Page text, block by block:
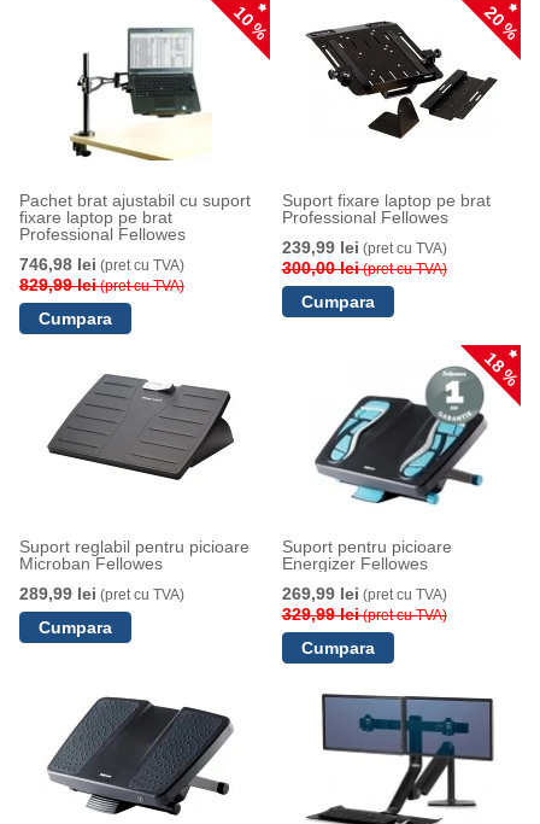
10 %
Pachet brat ajustabil cu suport
fixare laptop pe brat
Professional Fellowes
746,98 lei (pret cu TVA)
829,99 lei(pret cu TVA)
20 %
Suport fixare laptop pe brat
Professional Fellowes
239,99 lei (pret cu TVA)
300,00 lei(pret cu TVA)
Suport reglabil pentru picioare
Microban Fellowes
289,99 lei (pret cu TVA)
18 %
Suport pentru picioare
Energizer Fellowes
269,99 lei (pret cu TVA)
329,99 lei(pret cu TVA)